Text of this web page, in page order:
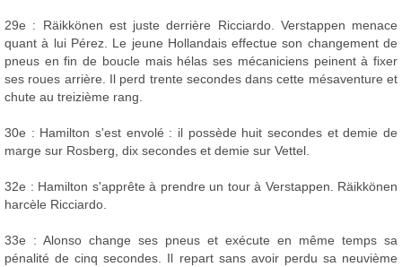
29e : Räikkönen est juste derrière Ricciardo. Verstappen menace
quant à lui Pérez. Le jeune Hollandais effectue son changement de
pneus en fin de boucle mais hélas ses mécaniciens peinent à fixer
ses roues arrière. Il perd trente secondes dans cette mésaventure et
chute au treizième rang.
30e : Hamilton s'est envolé : il possède huit secondes et demie de
marge sur Rosberg, dix secondes et demie sur Vettel.
32e : Hamilton s'apprête à prendre un tour à Verstappen. Räikkönen
harcèle Ricciardo.
33e : Alonso change ses pneus et exécute en même temps sa
pénalité de cinq secondes. Il repart sans avoir perdu sa neuvième